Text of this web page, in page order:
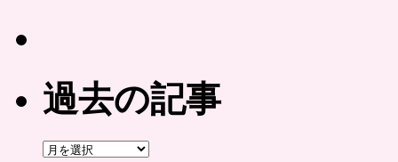
過去の記事
過